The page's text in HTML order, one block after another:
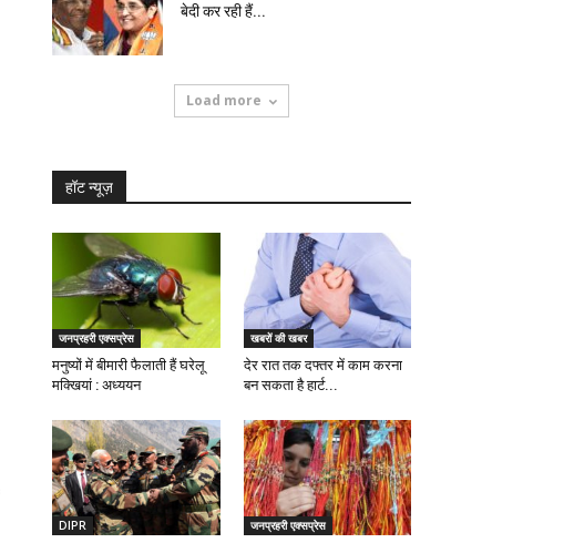
बेदी कर रही हैं...
Load more
हॉट न्यूज़
जनप्रहरी एक्सप्रेस
मनुष्यों में बीमारी फैलाती हैं घरेलू
मक्खियां : अध्ययन
खबरों की खबर
देर रात तक दफ्तर में काम करना
बन सकता है हार्ट...
DIPR जनप्रहरी एक्सप्रेस